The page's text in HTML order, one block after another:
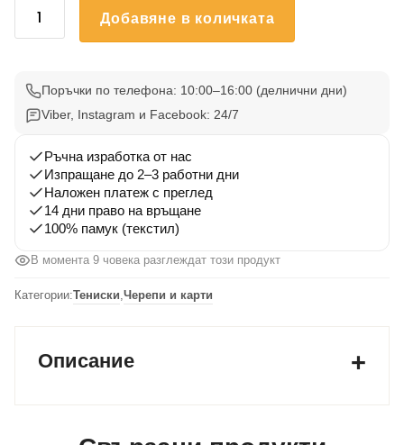
количество
Черепи
Добавяне в количката
Поръчки по телефона: 10:00–16:00 (делнични дни)
Viber, Instagram и Facebook: 24/7
Ръчна изработка от нас
Изпращане до 2–3 работни дни
Наложен платеж с преглед
14 дни право на връщане
100% памук (текстил)
В момента 9 човека разглеждат този продукт
Категории:Тениски,Черепи и карти
Описание